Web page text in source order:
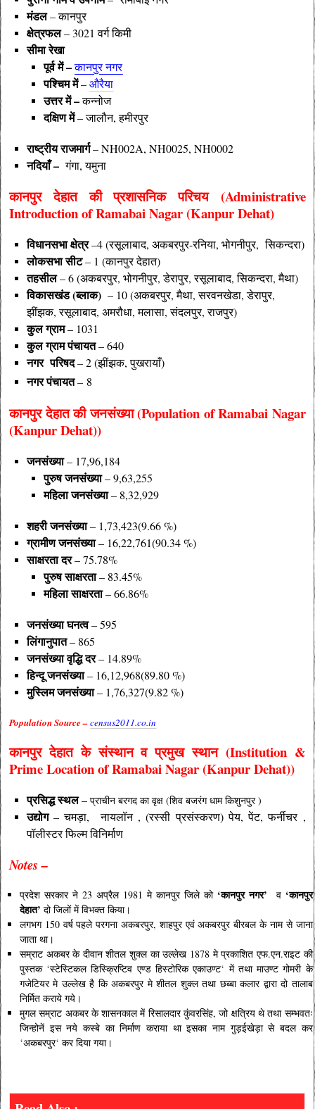
मंडल–कानपुर
क्षेत्रफल– 3021 वर्ग किमी
सीमा रेखा
पूर्व में –कानपुर नगर
पश्चिम में–औरैया
उत्तर में –कन्नोज
दक्षिण में– जालौन, हमीरपुर
राष्ट्रीय राजमार्ग–NH002A, NH0025, NH0002
नदियाँ –गंगा, यमुना
कानपुर देहात कीप्रशासनिक परिचय (Administrative
Introduction of Ramabai Nagar (Kanpur Dehat)
विधानसभा क्षेत्र–4 (रसूलाबाद, अकबरपुर-रनिया, भोगनीपुर, सिकन्दरा)
लोकसभा सीट– 1 (कानपुर देहात)
तहसील– 6 (अकबरपुर, भोगनीपुर, डेरापुर, रसूलाबाद, सिकन्दरा, मैथा)
विकासखंड (ब्लाक) –10 (अकबरपुर, मैथा, सरवनखेडा, डेरापुर,
झींझक, रसूलाबाद, अमरौधा, मलासा, संदलपुर, राजपुर)
कुल ग्राम–1031
कुल ग्राम पंचायत– 640
नगर परिषद–2 (झींझक, पुखरायाँ)
नगर पंचायत– 8
कानपुर देहात कीजनसंख्या (Population of Ramabai Nagar
(Kanpur Dehat))
जनसंख्या– 17,96,184
पुरुषजनसंख्या– 9,63,255
महिलाजनसंख्या– 8,32,929
शहरी जनसंख्या– 1,73,423(9.66 %)
ग्रामीण जनसंख्या– 16,22,761(90.34 %)
साक्षरतादर– 75.78%
पुरुष साक्षरता– 83.45%
महिलासाक्षरता– 66.86%
जनसंख्याघनत्व– 595
लिंगानुपात– 865
जनसंख्यावृद्धिदर– 14.89%
हिन्दू जनसंख्या– 16,12,968(89.80 %)
मुस्लिम जनसंख्या– 1,76,327(9.82 %)
Population Source –census2011.co.in
कानपुर देहात केसंस्थान व प्रमुख स्थान (Institution &
Prime Location of Ramabai Nagar (Kanpur Dehat))
प्रसिद्धस्थल– प्राचीन बरगद का वृक्ष (शिव बजरंग धाम किशुनपुर )
उद्योग– चमड़ा, नायलॉन , (रस्सी प्रसंस्करण) पेय, पेंट, फर्नीचर ,
पॉलीस्टर फिल्म विनिर्माण
Notes –
प्रदेश सरकार ने 23 अप्रैल 1981 मे कानपुर जिले को ‘कानपुर नगर’ व ‘कानपुर
देहात’ दो जिलों में विभक्त किया।
लगभग 150 वर्ष पहले परगना अकबरपुर, शाहपुर एवं अकबरपुर बीरबल के नाम से जाना
जाता था।
सम्राट अकबर के दीवान शीतल शुक्ल का उल्लेख 1878 मे प्रकाशित एफ.एन.राइट की
पुस्तक ‘स्टेस्टिकल डिस्क्रिप्टिव एण्ड हिस्टोरिक एकाउण्ट‘ में तथा माउण्ट गोमरी के
गजेटियर मे उल्लेख है कि अकबरपुर मे शीतल शुक्ल तथा छब्बा कलार द्वारा दो तालाब
निर्मित कराये गये।
मुगल सम्राट अकबर के शासनकाल में रिसालदार कुंवरसिंह, जो क्षत्रिय थे तथा सम्भवतः
जिन्होनें इस नये कस्बे का निर्माण कराया था इसका नाम गुड़ईखेड़ा से बदल कर
‘अकबरपुर‘ कर दिया गया।